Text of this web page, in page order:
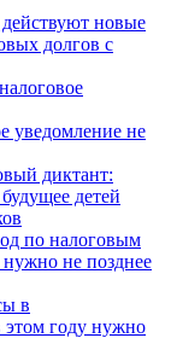
новые
долгов с
уведомление не
диктант:
детей
по налоговым
не позднее
в
этом году нужно